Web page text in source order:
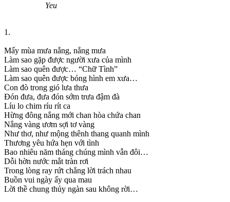
Yeu
1.
Mấy mùa mưa nắng, nắng mưa
Làm sao gặp được người xưa của mình
Làm sao quên được… “Chữ Tình”
Làm sao quên được bóng hình em xưa…
Con đò trong gió lưa thưa
Đón đưa, đưa đón sớm trưa đậm đà
Líu lo chim ríu rít ca
Hừng đông nắng mới chan hòa chứa chan
Nắng vàng ươm sợi tơ vàng
Như thơ, như mộng thênh thang quanh mình
Thương yêu hứa hẹn với tình
Bao nhiêu năm tháng chúng mình vẫn đôi…
Dỗi hờn nước mắt tràn rơi
Trong lòng ray rứt chẳng lời trách nhau
Buồn vui ngày ấy qua mau
Lời thề chung thủy ngàn sau không rời…